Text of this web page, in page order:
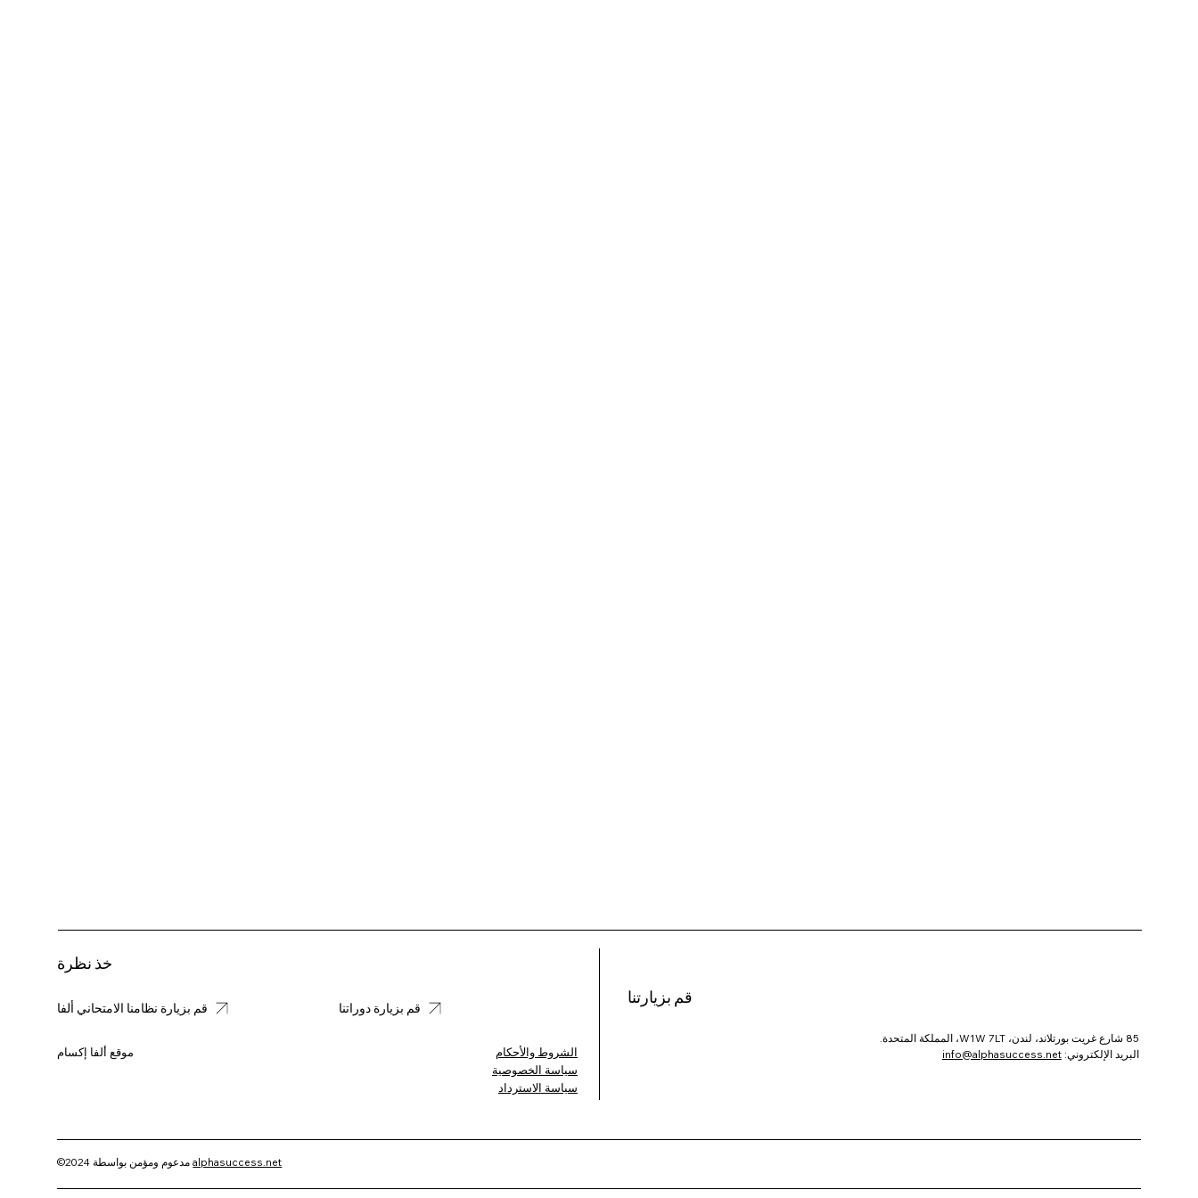
خذ نظرة
موقع ألفا إكسام
قم بزيارة نظامنا الامتحاني ألفا
©2024 مدعوم ومؤمن بواسطةalphasuccess.net
85 شارع غريت بورتلاند، لندن، W1W 7LT، المملكة المتحدة.
البريد الإلكتروني:info@alphasuccess.net
قم بزيارتنا
الشروط والأحكام
سياسة الخصوصية
سياسة الاسترداد
قم بزيارة دوراتنا